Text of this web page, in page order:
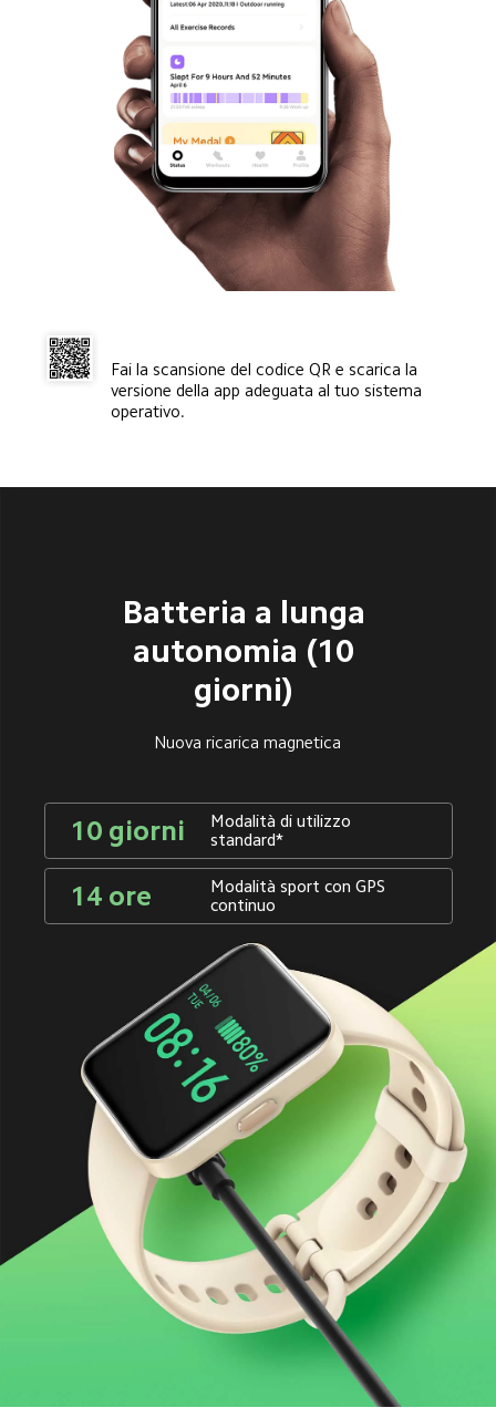
Fai la scansione del codice QR e scarica la
versione della app adeguata al tuo sistema
operativo.
Batteria a lunga
autonomia (10
giorni)
Nuova ricarica magnetica
10 giorni
Modalità di utilizzo
standard*
14 ore
Modalità sport con GPS
continuo